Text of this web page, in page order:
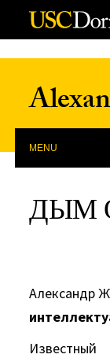
Skip to Content
MENU
ДЫМ
Александр